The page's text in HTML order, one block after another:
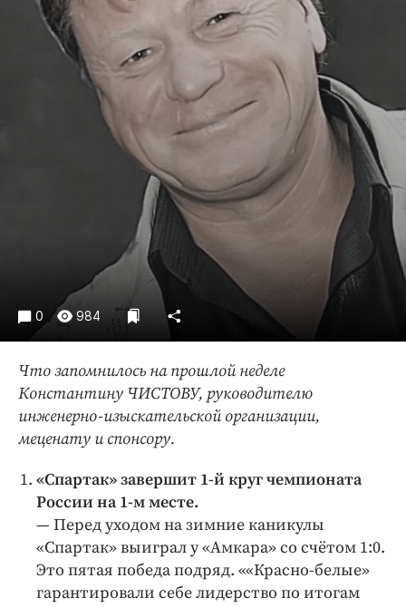
Экономика и бизнес
ПРОЕКТЫ
Блоги
Издания
Медиаперсона
Интересное чтиво
Клиника года
Бренд года
Работодатель года
0 984
Что запомнилось на прошлой неделе
Константину ЧИСТОВУ, руководителю
инженерно-изыскательской организации,
меценату и спонсору.
«Спартак» завершит 1-й круг чемпионата
России на 1-м месте.
— Перед уходом на зимние каникулы
«Спартак» выиграл у «Амкара» со счётом 1:0.
Это пятая победа подряд. ««Красно-белые»
гарантировали себе лидерство по итогам